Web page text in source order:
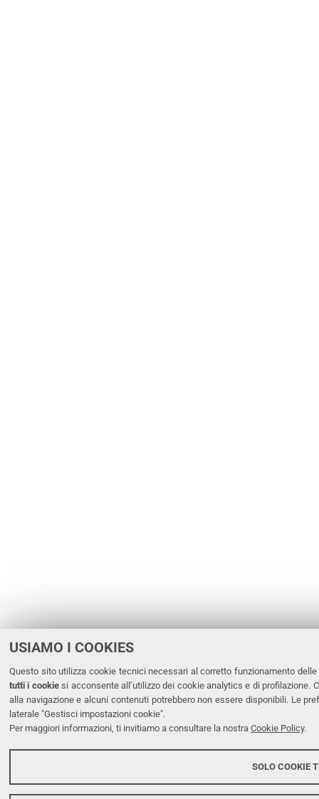
USIAMO I COOKIES
Questo sito utilizza cookie tecnici necessari al corretto funzionamento
tutti i cookiesi acconsente all’utilizzo dei cookie analytics e di profilazione.
alla navigazione e alcuni contenuti potrebbero non essere disponibili. Le
laterale "Gestisci impostazioni cookie".
Per maggiori informazioni, ti invitiamo a consultare la nostra Cookie Policy.
SOLO COOKIE